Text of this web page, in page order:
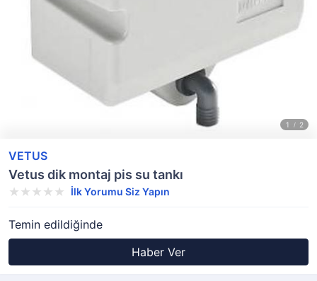
VETUS
Vetus dik montaj pis su tankı
İlk Yorumu Siz Yapın
Temin edildiğinde
Haber Ver